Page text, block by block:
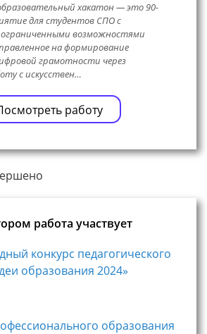
хакатон — это 90-
для студентов СПО с
возможностями
на формирование
грамотности через
с искусствен…
работу
работа участвует
конкурс педагогического
образования 2024»
образования